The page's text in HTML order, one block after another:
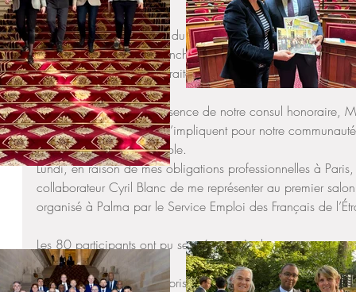
francophone
À l’occasion de la venue du sénateur des Français établis
avons pu échanger dimanche soir avec des Français
professionnelle ou leur retraite.
Je salue également la présence de notre consul
et ceux qui, comme lui, s’impliquent pour notre
professionnelle ou bénévole.
Lundi, en raison de mes obligations professionnelles à
collaborateur Cyril Blanc de me représenter au premier
organisé à Palma par le Service Emploi des Français de
Les 80 participants ont pu se présenter à plusieurs
Étaient présentes les entreprises suivantes :